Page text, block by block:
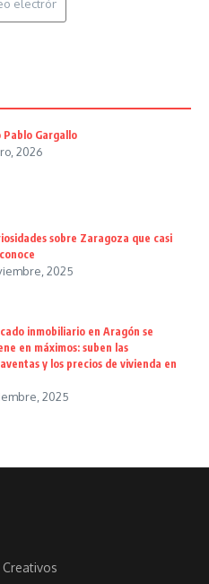
Pablo Gargallo
2026
sobre Zaragoza que casi
2025
inmobiliario en Aragón se
en máximos: suben las
y los precios de vivienda en
2025